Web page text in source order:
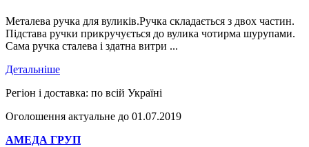
Металева ручка для вуликів.Ручка складається з двох частин.
Підстава ручки прикручується до вулика чотирма шурупами.
Сама ручка сталева і здатна витри ...
Детальніше
Регіон і доставка: по всій Україні
Оголошення актуальне до 01.07.2019
АМЕДА ГРУП